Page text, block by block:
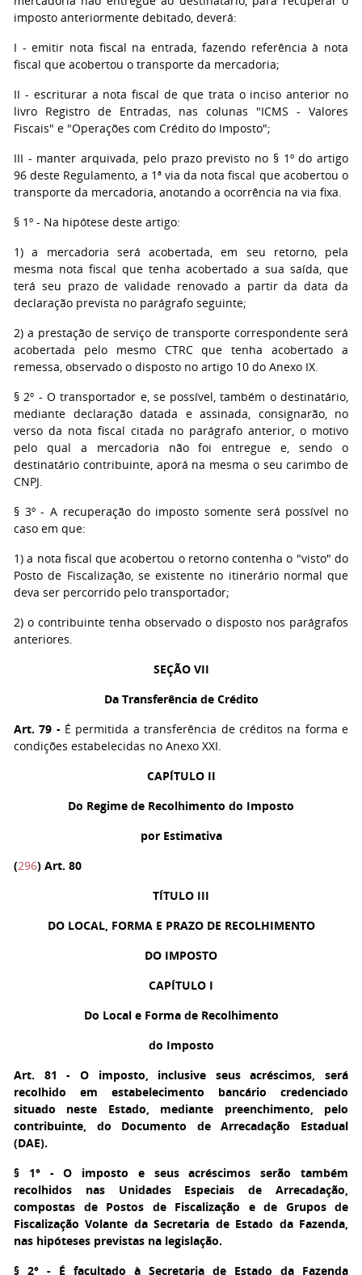
imposto anteriormente debitado, deverá:
I - emitir nota fiscal na entrada, fazendo referência à nota
fiscal que acobertou o transporte da mercadoria;
II - escriturar a nota fiscal de que trata o inciso anterior no
livro Registro de Entradas, nas colunas "ICMS - Valores
Fiscais" e "Operações com Crédito do Imposto";
III - manter arquivada, pelo prazo previsto no § 1º do artigo
96 deste Regulamento, a 1ª via da nota fiscal que acobertou o
transporte da mercadoria, anotando a ocorrência na via fixa.
§ 1º - Na hipótese deste artigo:
1) a mercadoria será acobertada, em seu retorno, pela
mesma nota fiscal que tenha acobertado a sua saída, que
terá seu prazo de validade renovado a partir da data da
declaração prevista no parágrafo seguinte;
2) a prestação de serviço de transporte correspondente será
acobertada pelo mesmo CTRC que tenha acobertado a
remessa, observado o disposto no artigo 10 do Anexo IX.
§ 2º - O transportador e, se possível, também o destinatário,
mediante declaração datada e assinada, consignarão, no
verso da nota fiscal citada no parágrafo anterior, o motivo
pelo qual a mercadoria não foi entregue e, sendo o
destinatário contribuinte, aporá na mesma o seu carimbo de
CNPJ.
§ 3º- A recuperação do imposto somente será possível no
caso em que:
1) a nota fiscal que acobertou o retorno contenha o "visto" do
Posto de Fiscalização, se existente no itinerário normal que
deva ser percorrido pelo transportador;
2) o contribuinte tenha observado o disposto nos parágrafos
anteriores.
SEÇÃO VII
Da Transferência de Crédito
Art. 79 -É permitida a transferência de créditos na forma e
condições estabelecidas no Anexo XXI.
CAPÍTULO II
Do Regime de Recolhimento do Imposto
por Estimativa
(296) Art. 80
TÍTULO III
DO LOCAL, FORMA E PRAZO DE RECOLHIMENTO
DO IMPOSTO
CAPÍTULO I
Do Local e Forma de Recolhimento
do Imposto
Art. 81 - O imposto, inclusive seus acréscimos, será
recolhido em estabelecimento bancário credenciado
situado neste Estado, mediante preenchimento, pelo
contribuinte, do Documento de Arrecadação Estadual
(DAE).
§ 1°- O imposto e seus acréscimos serão também
recolhidos nas Unidades Especiais de Arrecadação,
compostas de Postos de Fiscalização e de Grupos de
Fiscalização Volante da Secretaria de Estado da Fazenda,
nas hipóteses previstas na legislação.
§ 2° - É facultado à Secretaria de Estado da Fazenda